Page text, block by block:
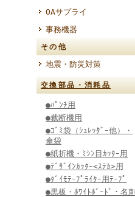
OAサプライ
事務機器
その他
地震・防災対策
交換部品・消耗品
●ﾊﾟﾝﾁ用
●裁断機用
●ｺﾞﾐ袋（ｼｭﾚｯﾀﾞｰ他）・
傘袋
●紙折機・ﾐｼﾝ目ｶｯﾀｰ用
●ﾃﾞｻﾞｲﾝｶｯﾀｰ<ｽﾃｶ>用
●ﾀﾞｲﾓﾃｰﾌﾟﾗｲﾀｰ用ﾃｰﾌﾟ
●黒板・ﾎﾜｲﾄﾎﾞｰﾄﾞ・名刺